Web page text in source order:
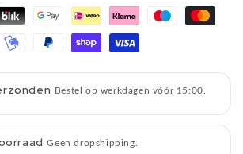
Shetland
Bestel op werkdagen vóór 15:00.
Geen dropshipping.